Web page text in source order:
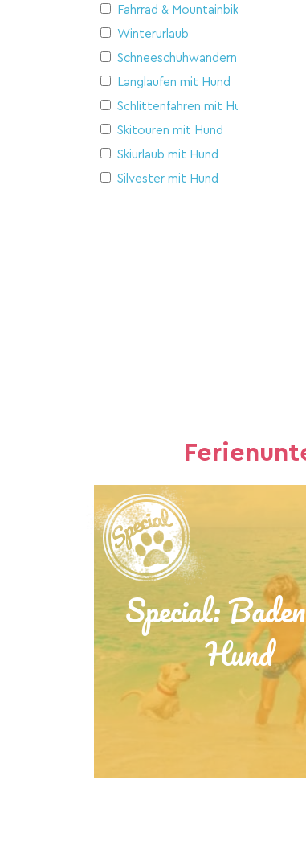
Fahrrad & Mountainbike
Winterurlaub
Schneeschuhwandern
Langlaufen mit Hund
Schlittenfahren mit Hund
Skitouren mit Hund
Skiurlaub mit Hund
Silvester mit Hund
Special:
Hund